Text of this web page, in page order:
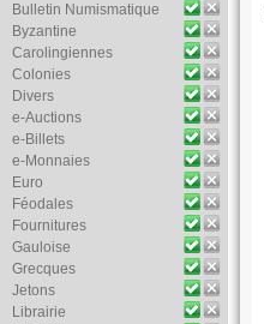
Bulletin Numismatique
Byzantine
Carolingiennes
Colonies
Divers
e-Auctions
e-Billets
e-Monnaies
Euro
Féodales
Fournitures
Gauloise
Grecques
Jetons
Librairie